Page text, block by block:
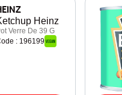
Heinz
Verre De 39 G
: 196199